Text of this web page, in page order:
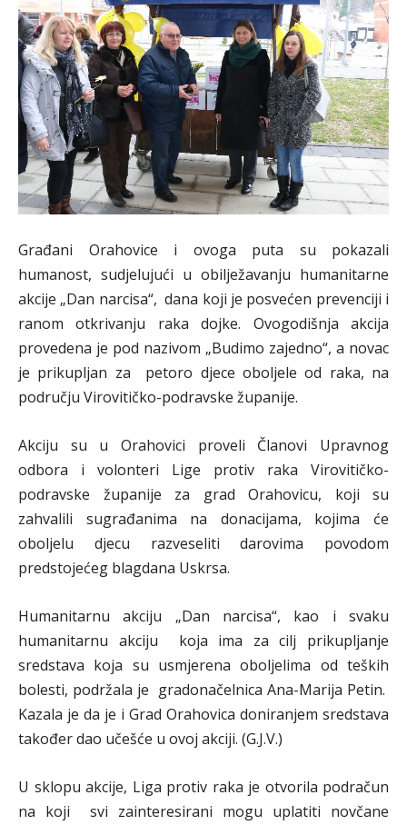
Građani Orahovice i ovoga puta su pokazali
humanost, sudjelujući u obilježavanju humanitarne
akcije „Dan narcisa“, dana koji je posvećen prevenciji i
ranom otkrivanju raka dojke. Ovogodišnja akcija
provedena je pod nazivom „Budimo zajedno“, a novac
je prikupljan za petoro djece oboljele od raka, na
području Virovitičko-podravske županije.
Akciju su u Orahovici proveli Članovi Upravnog
odbora i volonteri Lige protiv raka Virovitičko-
podravske županije za grad Orahovicu, koji su
zahvalili sugrađanima na donacijama, kojima će
oboljelu djecu razveseliti darovima povodom
predstojećeg blagdana Uskrsa.
Humanitarnu akciju „Dan narcisa“, kao i svaku
humanitarnu akciju koja ima za cilj prikupljanje
sredstava koja su usmjerena oboljelima od teških
bolesti, podržala je gradonačelnica Ana-Marija Petin.
Kazala je da je i Grad Orahovica doniranjem sredstava
također dao učešće u ovoj akciji. (G.J.V.)
U sklopu akcije, Liga protiv raka je otvorila podračun
na koji svi zainteresirani mogu uplatiti novčane